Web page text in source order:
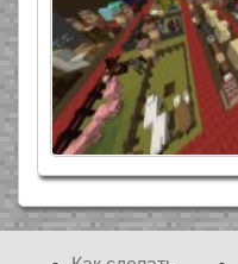
Half-Life 2